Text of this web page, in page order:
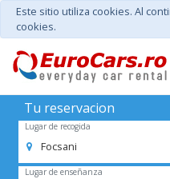
Este sitio utiliza cookies. Al
cookies.
Tu reservacion
Lugar de recogida
Focsani
Lugar de enseñanza